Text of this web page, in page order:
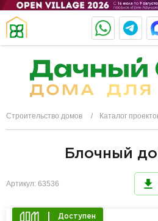
Строительство домов Каталог
Блочный
Артикул: 63536
Доступен